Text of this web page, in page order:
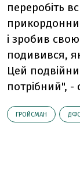
переробіть
і зробив
подивився,
Цей
потрібний", -
ГРОЙСМАН ДФС